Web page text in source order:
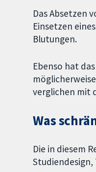
Das Absetzen
Einsetzen
Blutungen.
Ebenso hat
verglichen mit
Was
Die in diesem